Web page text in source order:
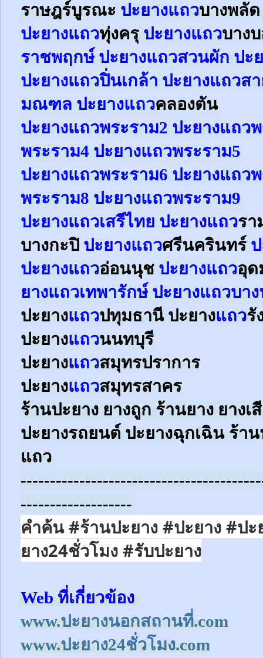
ราษฎร์บูรณะ ปะยางแถวบางพลั
ปะยางแถวทุ่งครุ ปะยางแถวบาง
ราชพฤกษ์ ปะยางแถวสวนผัก ปะ
ปะยางแถวปิ่นเกล้า ปะยางแถวส
มณฑล ปะยางแถวคลองตัน
ปะยางแถวพระราม2 ปะยางแถว
พระราม4 ปะยางแถวพระราม5
ปะยางแถวพระราม6 ปะยางแถว
พระราม8 ปะยางแถวพระราม9
ปะยางแถวเสรีไทย ปะยางแถวร
บางกะปิ ปะยางแถวศรีนครินทร์
ปะยางแถวอ่อนนุช ปะยางแถวอุ
ยางแถวเทพารักษ์ ปะยางแถวบา
ปะยางแถวปทุมธานี ปะยางแถวรั
ปะยางแถวนนทบุรี
ปะยางแถวสมุทรปราการ
ปะยางแถวสมุทรสาคร
ร้านปะยาง ยางถูก ร้านยาง ยางเ
ปะยางรถยนต์ ปะยางฉุกเฉิน ร้า
แถว
-------------------
คำค้น #ร้านปะยาง #ปะยาง #ป
ยาง24ชั่วโมง #รับปะยาง
Web ที่เกี่ยวข้อง
www.ปะยางนอกสถานที่.com
www.ปะยาง24ชั่วโมง.com